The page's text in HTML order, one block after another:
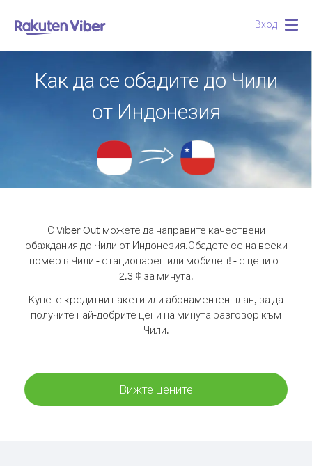
Вход
Как да се обадите до Чили
от Индонезия
С Viber Out можете да направите качествени
обаждания до Чили от Индонезия.Обадете се на всеки
номер в Чили - стационарен или мобилен! - с цени от
2.3 ¢ за минута.
Купете кредитни пакети или абонаментен план, за да
получите най-добрите цени на минута разговор към
Чили.
Вижте цените